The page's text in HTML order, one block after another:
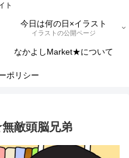
ト
今日は何の日×イラスト
イラストの公開ページ
なかよしMarket★について
ポリシー
敵頭脳兄弟